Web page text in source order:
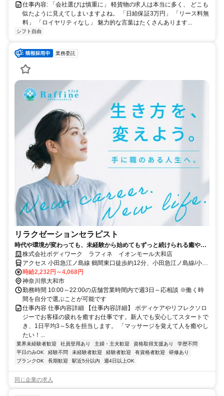
仕事内容: 「会社選びは慎重に」 軽貨物の求人は本当に多く、 どこも
似たように見えてしまいますよね。 「日給保証3万円」 「リース料無
料」 「ロイヤリティなし」 魅力的な言葉はたくさんあります...
シフト自由
業務委託
リラクゼーションセラピスト
時代や環境が変わっても、未経験から始めてもずっと続けられる癒やし
の仕事。手に職を身につけて、生き方を変えよう。
株式会社ボディワーク ラフィネ イオンモール大和店
アクセス 小田急江ノ島線 鶴間東口徒歩約12分、小田急江ノ島線/小田
急小田原線 南林間西口徒歩約20分、相鉄本線/相鉄新横浜線 大和（神
奈川県）相鉄口徒歩約30分 最寄駅：鶴間駅
時給2,232円～4,068円
神奈川県大和市
勤務時間 10:00～22:00の店舗営業時間内で週3日～応相談 ※働く時
間を自分で選ぶことが可能です
仕事内容 仕事内容詳細 【仕事内容詳細】 ボディケアやリフレクソロ
ジーでお客様の疲れを癒すお仕事です。新人でも安心してスタートで
き、1日平均3～5名を担当します。 「マッサージを覚えて人を癒やし
たい！...
業界未経験者歓迎 社員登用あり 主婦・主夫歓迎 資格取得支援あり
学歴不問
平日のみOK
経験不問 未経験者歓迎 経験者歓迎 有資格者歓迎
研修あり
ブランクOK
長期歓迎 駅近5分以内 週4日以上OK
同じ企業の求人